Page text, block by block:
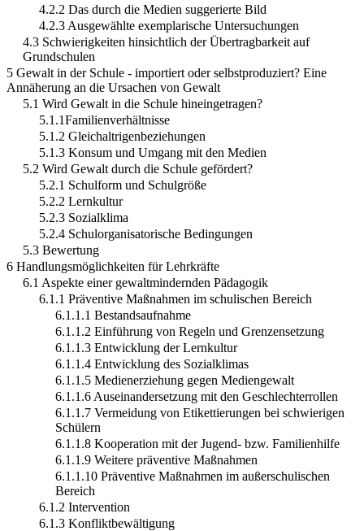
4.2.2 Das durch die Medien suggerierte Bild
4.2.3 Ausgewählte exemplarische Untersuchungen
4.3 Schwierigkeiten hinsichtlich der Übertragbarkeit auf
Grundschulen
5 Gewalt in der Schule - importiert oder selbstproduziert? Eine
Annäherung an die Ursachen von Gewalt
5.1 Wird Gewalt in die Schule hineingetragen?
5.1.1Familienverhältnisse
5.1.2 Gleichaltrigenbeziehungen
5.1.3 Konsum und Umgang mit den Medien
5.2 Wird Gewalt durch die Schule gefördert?
5.2.1 Schulform und Schulgröße
5.2.2 Lernkultur
5.2.3 Sozialklima
5.2.4 Schulorganisatorische Bedingungen
5.3 Bewertung
6 Handlungsmöglichkeiten für Lehrkräfte
6.1 Aspekte einer gewaltmindernden Pädagogik
6.1.1 Präventive Maßnahmen im schulischen Bereich
6.1.1.1 Bestandsaufnahme
6.1.1.2 Einführung von Regeln und Grenzensetzung
6.1.1.3 Entwicklung der Lernkultur
6.1.1.4 Entwicklung des Sozialklimas
6.1.1.5 Medienerziehung gegen Mediengewalt
6.1.1.6 Auseinandersetzung mit den Geschlechterrollen
6.1.1.7 Vermeidung von Etikettierungen bei schwierigen
Schülern
6.1.1.8 Kooperation mit der Jugend- bzw. Familienhilfe
6.1.1.9 Weitere präventive Maßnahmen
6.1.1.10 Präventive Maßnahmen im außerschulischen
Bereich
6.1.2 Intervention
6.1.3 Konfliktbewältigung